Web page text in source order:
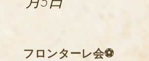
フロンターレ会⚽️